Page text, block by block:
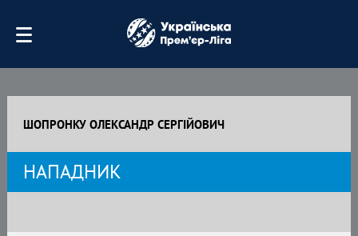
ШОПРОНКУ ОЛЕКСАНДР СЕРГІЙОВИЧ
НАПАДНИК